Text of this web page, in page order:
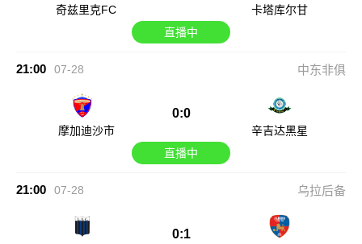
奇兹里克FC
卡塔库尔甘
直播中
21:00 07-28 中东非俱
摩加迪沙市
0:0
辛吉达黑星
直播中
21:00 07-28 乌拉后备
0:1